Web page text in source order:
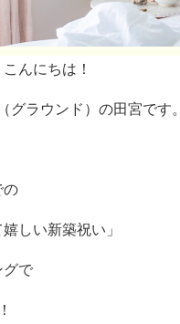
んにちは！
（グラウンド）の田宮です。
の
嬉しい新築祝い」
グで